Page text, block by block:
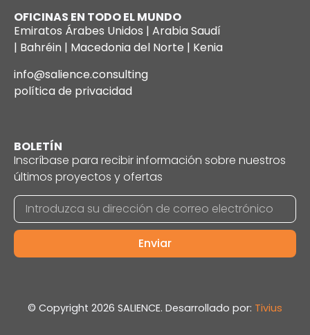
OFICINAS EN TODO EL MUNDO
Emiratos Árabes Unidos | Arabia Saudí
| Bahréin | Macedonia del Norte | Kenia
info@salience.consulting
política de privacidad
BOLETÍN
Inscríbase para recibir información sobre nuestros
últimos proyectos y ofertas
Enviar
© Copyright 2026 SALIENCE. Desarrollado por: Tivius